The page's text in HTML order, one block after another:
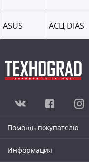
ASUS АСЦ DIAS
Помощь покупателю
Информация